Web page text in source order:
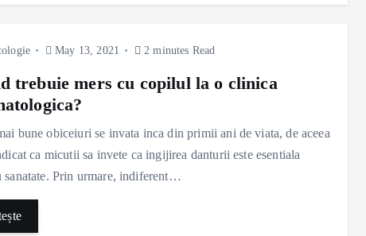
May 13, 2021 2 minutes Read
trebuie mers cu copilul la o clinica
bune obiceiuri se invata inca din primii ani de viata, de aceea
ca micutii sa invete ca ingijirea danturii este esentiala
sanatate. Prin urmare, indiferent…